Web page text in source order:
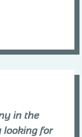
in the
looking for